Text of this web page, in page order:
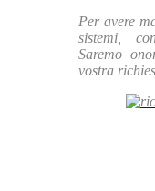
Per avere
sistemi,
Saremo
vostra